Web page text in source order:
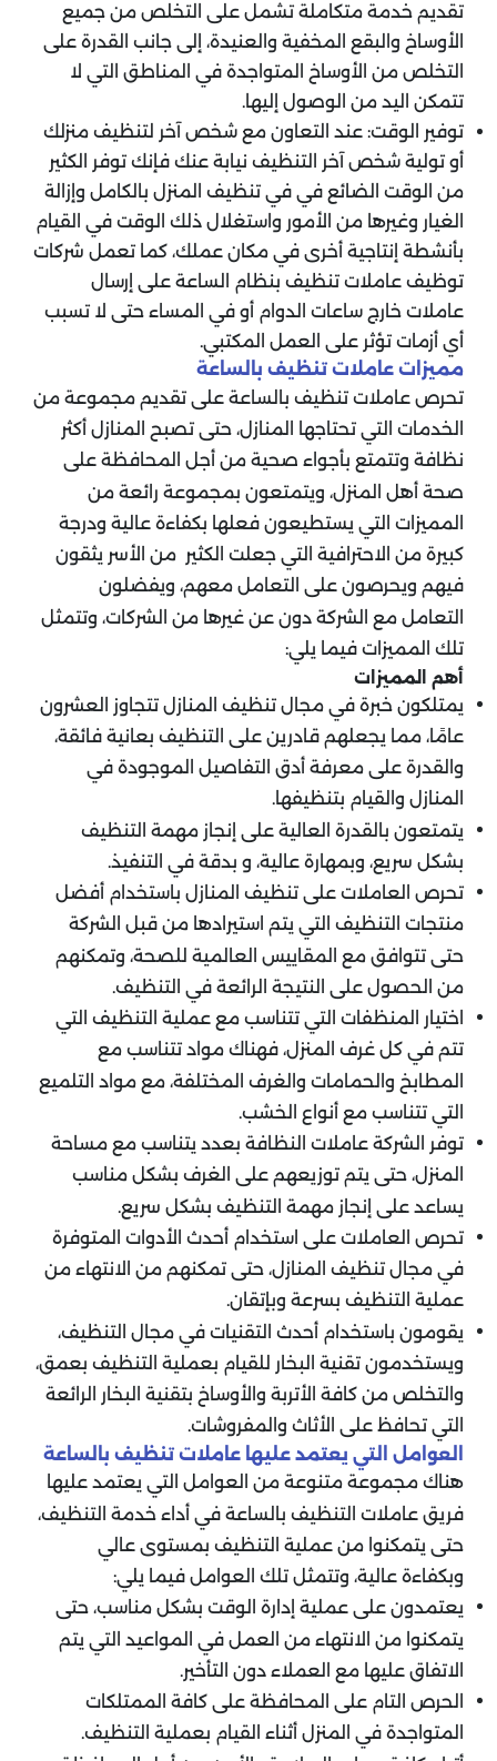
تقديم خدمة متكاملة تشمل على التخلص من جميع
الأوساخ والبقع المخفية والعنيدة، إلى جانب القدرة على
التخلص من الأوساخ المتواجدة في المناطق التي لا
تتمكن اليد من الوصول إليها.
توفير الوقت: عند التعاون مع شخص آخر لتنظيف منزلك
أو تولية شخص آخر التنظيف نيابة عنك فإنك توفر الكثير
من الوقت الضائع في في تنظيف المنزل بالكامل وإزالة
الغيار وغيرها من الأمور واستغلال ذلك الوقت في القيام
بأنشطة إنتاجية أخرى في مكان عملك، كما تعمل شركات
توظيف عاملات تنظيف بنظام الساعة على إرسال
عاملات خارج ساعات الدوام أو في المساء حتى لا تسبب
أي أزمات تؤثر على العمل المكتبي.
مميزات عاملات تنظيف بالساعة
تحرص عاملات تنظيف بالساعة على تقديم مجموعة من
الخدمات التي تحتاجها المنازل، حتى تصبح المنازل أكثر
نظافة وتتمتع بأجواء صحية من أجل المحافظة على
صحة أهل المنزل، ويتمتعون بمجموعة رائعة من
المميزات التي يستطيعون فعلها بكفاءة عالية ودرجة
كبيرة من الاحترافية التي جعلت الكثير من الأسر يثقون
فيهم ويحرصون على التعامل معهم، ويفضلون
التعامل مع الشركة دون عن غيرها من الشركات، وتتمثل
تلك المميزات فيما يلي:
أهم المميزات
يمتلكون خبرة في مجال تنظيف المنازل تتجاوز العشرون
عامًا، مما يجعلهم قادرين على التنظيف بعانية فائقة،
والقدرة على معرفة أدق التفاصيل الموجودة في
المنازل والقيام بتنظيفها.
يتمتعون بالقدرة العالية على إنجاز مهمة التنظيف
بشكل سريع، وبمهارة عالية، و بدقة في التنفيذ.
تحرص العاملات على تنظيف المنازل باستخدام أفضل
منتجات التنظيف التي يتم استيرادها من قبل الشركة
حتى تتوافق مع المقاييس العالمية للصحة، وتمكنهم
من الحصول على النتيجة الرائعة في التنظيف.
اختيار المنظفات التي تتناسب مع عملية التنظيف التي
تتم في كل غرف المنزل، فهناك مواد تتناسب مع
المطابخ والحمامات والغرف المختلفة، مع مواد التلميع
التي تتناسب مع أنواع الخشب.
توفر الشركة عاملات النظافة بعدد يتناسب مع مساحة
المنزل، حتى يتم توزيعهم على الغرف بشكل مناسب
يساعد على إنجاز مهمة التنظيف بشكل سريع.
تحرص العاملات على استخدام أحدث الأدوات المتوفرة
في مجال تنظيف المنازل، حتى تمكنهم من الانتهاء من
عملية التنظيف بسرعة وبإتقان.
يقومون باستخدام أحدث التقنيات في مجال التنظيف،
ويستخدمون تقنية البخار للقيام بعملية التنظيف بعمق،
والتخلص من كافة الأتربة والأوساخ بتقنية البخار الرائعة
التي تحافظ على الأثاث والمفروشات.
العوامل التي يعتمد عليها عاملات تنظيف بالساعة
هناك مجموعة متنوعة من العوامل التي يعتمد عليها
فريق عاملات التنظيف بالساعة في أداء خدمة التنظيف،
حتى يتمكنوا من عملية التنظيف بمستوى عالي
وبكفاءة عالية، وتتمثل تلك العوامل فيما يلي:
يعتمدون على عملية إدارة الوقت بشكل مناسب، حتى
يتمكنوا من الانتهاء من العمل في المواعيد التي يتم
الاتفاق عليها مع العملاء دون التأخير.
الحرص التام على المحافظة على كافة الممتلكات
المتواجدة في المنزل أثناء القيام بعملية التنظيف.